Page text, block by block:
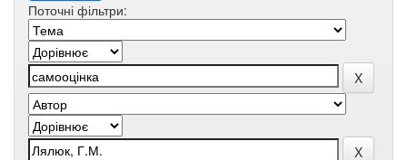
Поточні фільтри: